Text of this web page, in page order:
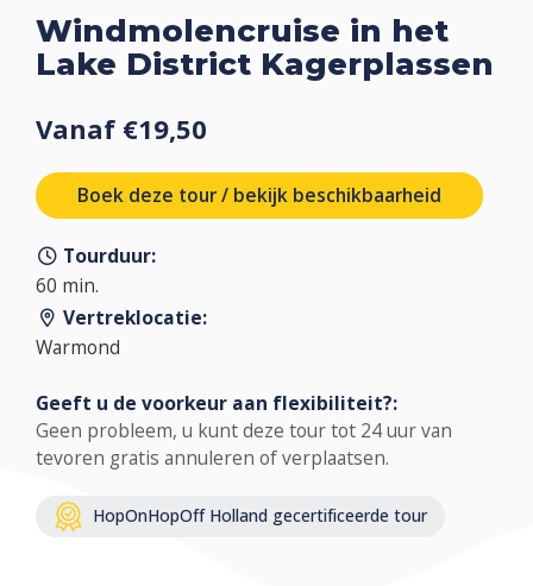
Windmolencruise in het
Lake District Kagerplassen
Vanaf €19,50
Boek deze tour / bekijk beschikbaarheid
Tourduur:
60 min.
Vertreklocatie:
Warmond
Geeft u de voorkeur aan flexibiliteit?:
Geen probleem, u kunt deze tour tot 24 uur van
tevoren gratis annuleren of verplaatsen.
HopOnHopOff Holland gecertificeerde tour